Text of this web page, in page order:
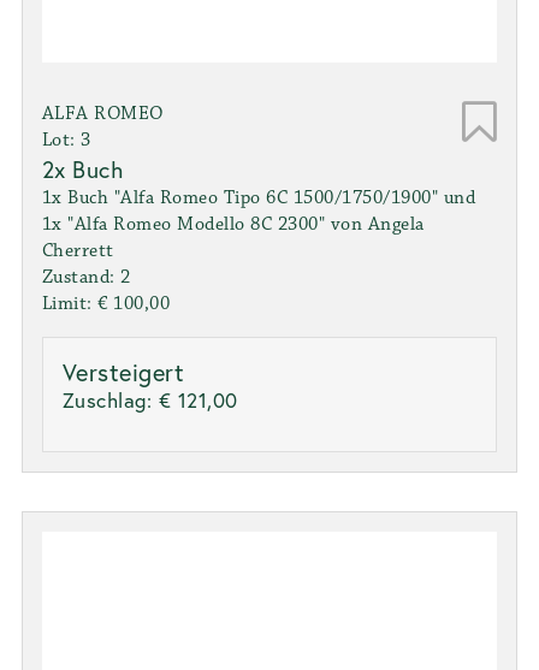
ALFA ROMEO
Lot: 3
2x Buch
1x Buch "Alfa Romeo Tipo 6C 1500/1750/1900" und
1x "Alfa Romeo Modello 8C 2300" von Angela
Cherrett
Zustand: 2
Limit: € 100,00
Versteigert
Zuschlag: € 121,00